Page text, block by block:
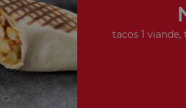
tacos 1 viande,